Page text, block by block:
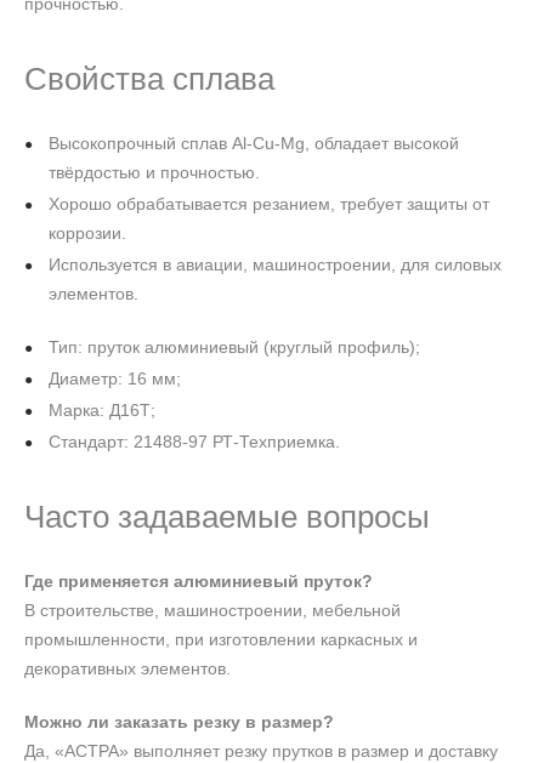
Свойства сплава
Высокопрочный сплав Al‑Cu‑Mg, обладает высокой
твёрдостью и прочностью.
Хорошо обрабатывается резанием, требует защиты от
коррозии.
Используется в авиации, машиностроении, для силовых
элементов.
Тип: пруток алюминиевый (круглый профиль);
Диаметр: 16 мм;
Марка: Д16Т;
Стандарт: 21488-97 РТ-Техприемка.
Часто задаваемые вопросы
Где применяется алюминиевый пруток?
В строительстве, машиностроении, мебельной
промышленности, при изготовлении каркасных и
декоративных элементов.
Можно ли заказать резку в размер?
Да, «АСТРА» выполняет резку прутков в размер и доставку